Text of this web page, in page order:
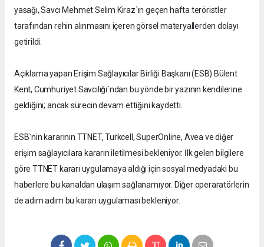
yasağı, Savcı Mehmet Selim Kiraz`ın geçen hafta teröristler
tarafından rehin alınmasını içeren görsel materyallerden dolayı
getirildi.
Açıklama yapan Erişim Sağlayıcılar Birliği Başkanı (ESB) Bülent
Kent, Cumhuriyet Savcılığı`ndan bu yönde bir yazının kendilerine
geldiğini; ancak sürecin devam ettiğini kaydetti.
ESB`nin kararının TTNET, Turkcell, SuperOnline, Avea ve diğer
erişim sağlayıcılara kararın iletilmesi bekleniyor. İlk gelen bilgilere
göre TTNET kararı uygulamaya aldığı için sosyal medyadaki bu
haberlere bu kanaldan ulaşım sağlanamıyor. Diğer operaratörlerin
de adım adım bu kararı uygulaması bekleniyor.